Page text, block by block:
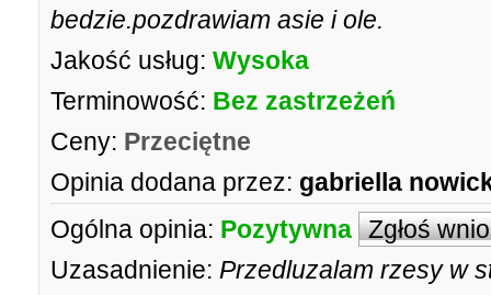
bedzie.pozdrawiam asie i ole.
Jakość usług: Wysoka
Terminowość: Bez zastrzeżeń
Ceny: Przeciętne
Opinia dodana przez: gabriella
Ogólna opinia: Pozytywna Zgłoś
Uzasadnienie: Przedluzalam rzesy w